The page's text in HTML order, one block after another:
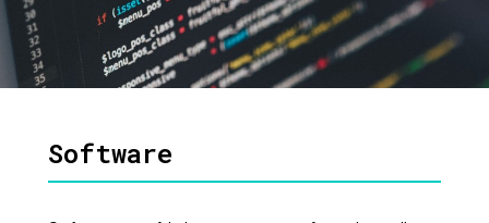
Software